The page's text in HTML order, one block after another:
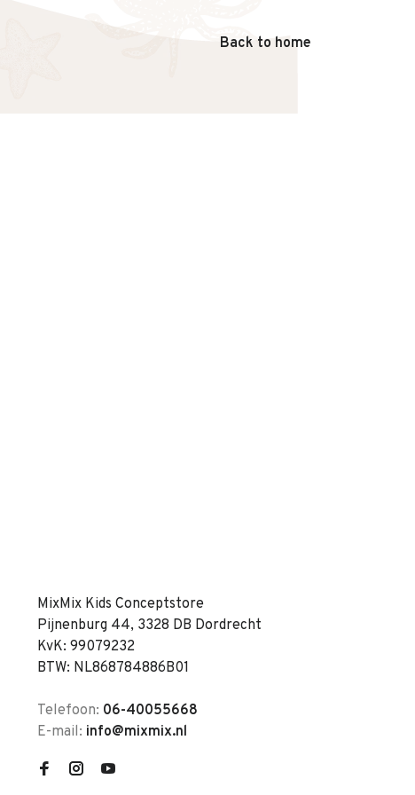
Back to home
MixMix Kids Conceptstore
Pijnenburg 44, 3328 DB Dordrecht
KvK: 99079232
BTW: NL868784886B01
Telefoon: 06-40055668
E-mail: info@mixmix.nl